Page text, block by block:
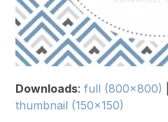
Downloads:full (800x800)
thumbnail (150x150)